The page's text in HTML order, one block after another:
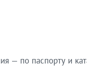
— по паспорту и